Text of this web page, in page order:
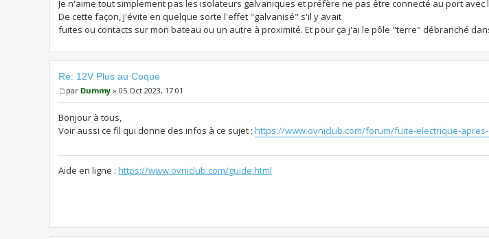
Je n'aime tout simplement pas les isolateurs galvaniques et préfère ne pas être connecté au port avec
De cette façon, j'évite en quelque sorte l'effet "galvanisé" s'il y avait
fuites ou contacts sur mon bateau ou un autre à proximité. Et pour ça j'ai le pôle "terre" débranché
Re: 12V Plus au Coque
par Dummy » 05 Oct 2023, 17:01
Bonjour à tous,
Voir aussi ce fil qui donne des infos à ce sujet ; https://www.ovniclub.com/forum/fuite-electrique-
Aide en ligne : https://www.ovniclub.com/guide.html